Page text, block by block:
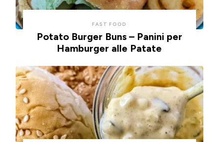
FAST FOOD
Potato Burger Buns – Panini per
Hamburger alle Patate